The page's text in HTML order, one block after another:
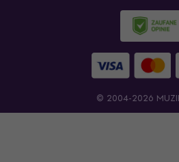
© 2004-2026